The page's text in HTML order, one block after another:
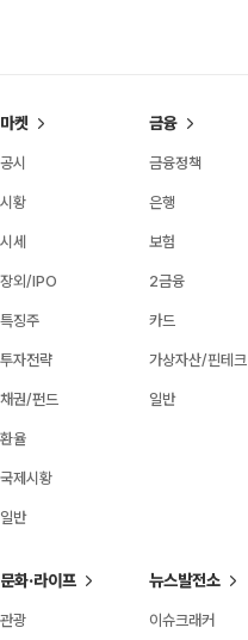
마켓
공시
시황
시세
장외/IPO
특징주
투자전략
채권/펀드
환율
국제시황
일반
금융
금융정책
은행
보험
2금융
카드
가상자산/핀테크
일반
문화·라이프
관광
뉴스발전소
이슈크래커